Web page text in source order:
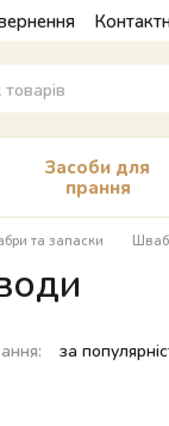
Засоби для
прання
та запаски
за